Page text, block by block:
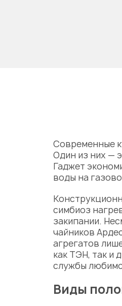
Современные
Один из них —
Гаджет
воды на
симбиоз
закипании.
чайников
агрегатов
как ТЭН, так и
службы
Виды